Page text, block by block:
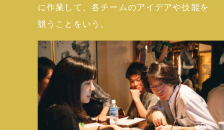
に作業して、各チームのアイデアや技能を
競うことをいう。